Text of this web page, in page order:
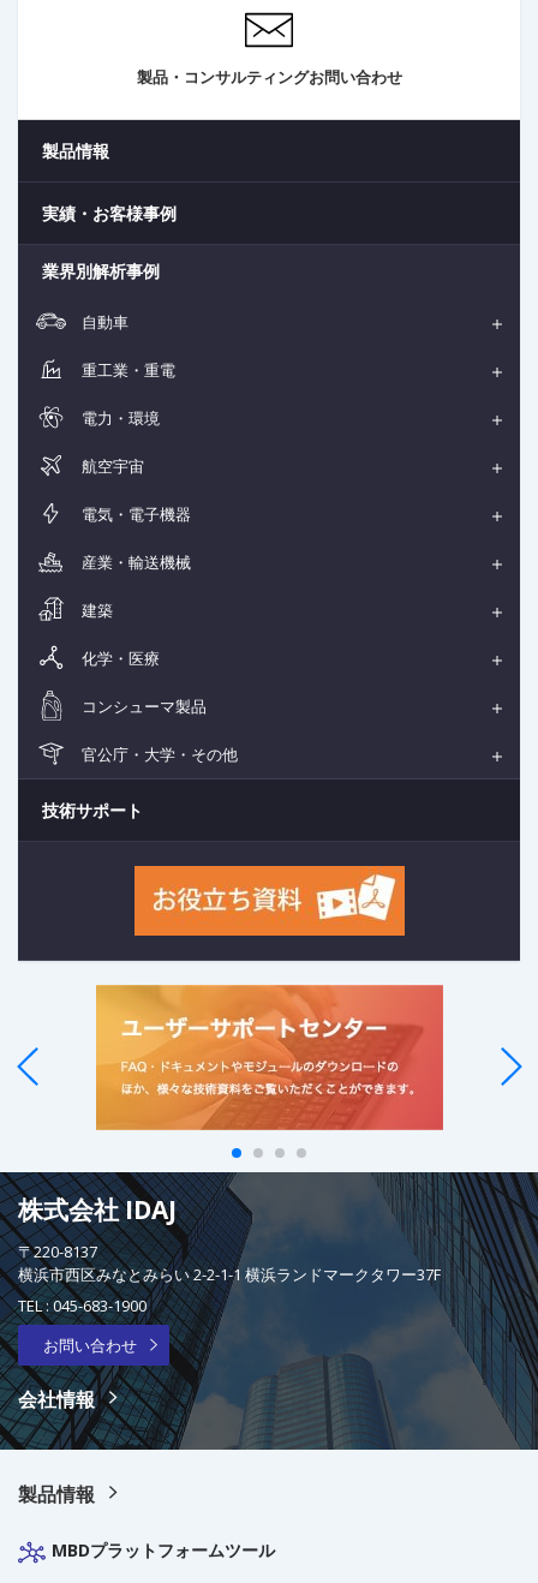
製品・コンサルティングお問い合わせ
製品情報
実績・お客様事例
業界別解析事例
自動車
重工業・重電
電力・環境
航空宇宙
電気・電子機器
産業・輸送機械
建築
化学・医療
コンシューマ製品
官公庁・大学・その他
技術サポート
株式会社 IDAJ
〒220-8137
横浜市西区みなとみらい 2-2-1-1 横浜ランドマークタワー37F
TEL :045-683-1900
お問い合わせ
会社情報
製品情報
MBDプラットフォームツール